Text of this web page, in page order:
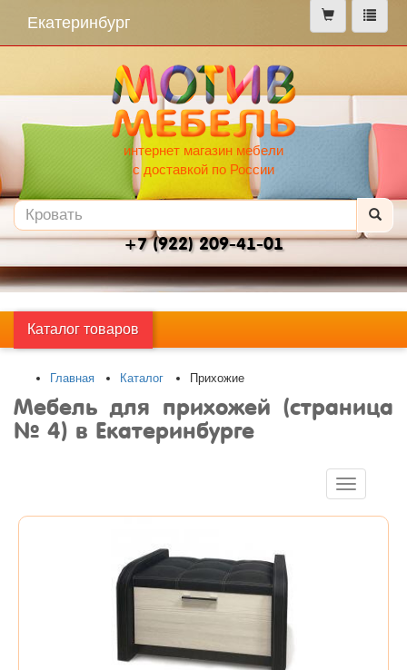
меню
Екатеринбург
интернет магазин мебели
с доставкой по России
+7 (922) 209-41-01
Каталог товаров
Главная Каталог Прихожие
Мебель для прихожей (страница
№ 4) в Екатеринбурге
Toggle
navigation